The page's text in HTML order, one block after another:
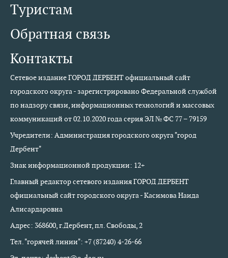
Туристам
Обратная связь
Контакты
Сетевое издание ГОРОД ДЕРБЕНТ официальный сайт
городского округа - зарегистрировано Федеральной службой
по надзору связи, информационных технологий и массовых
коммуникаций от 02.10.2020 года серия ЭЛ № ФС 77 – 79159
Учредители: Администрация городского округа "город
Дербент"
Знак информационной продукции: 12+
Главный редактор сетевого издания ГОРОД ДЕРБЕНТ
официальный сайт городского округа - Касимова Наида
Алисардаровна
Адрес: 368600, г.Дербент, пл. Свободы, 2
Тел. "горячей линии": +7 (87240) 4-26-66